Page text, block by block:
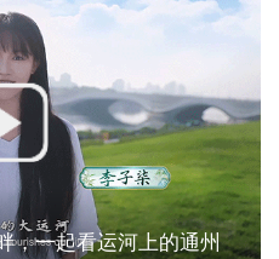
，一起看运河上的通州